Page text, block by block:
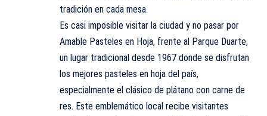
tradición en cada mesa.
Es casi imposible visitar la ciudad y no pasar por
Amable Pasteles en Hoja, frente al Parque Duarte,
un lugar tradicional desde 1967 donde se disfrutan
los mejores pasteles en hoja del país,
especialmente el clásico de plátano con carne de
res. Este emblemático local recibe visitantes